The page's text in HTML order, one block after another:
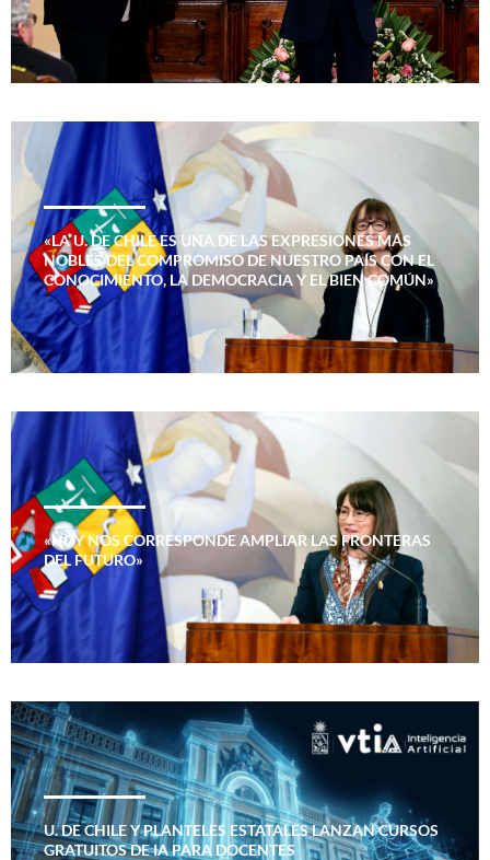
«LA U. DE CHILE ES UNA DE LAS EXPRESIONES MÁS
NOBLES DEL COMPROMISO DE NUESTRO PAÍS CON EL
CONOCIMIENTO, LA DEMOCRACIA Y EL BIEN COMÚN»
«HOY NOS CORRESPONDE AMPLIAR LAS FRONTERAS
DEL FUTURO»
U. DE CHILE Y PLANTELES ESTATALES LANZAN CURSOS
GRATUITOS DE IA PARA DOCENTES